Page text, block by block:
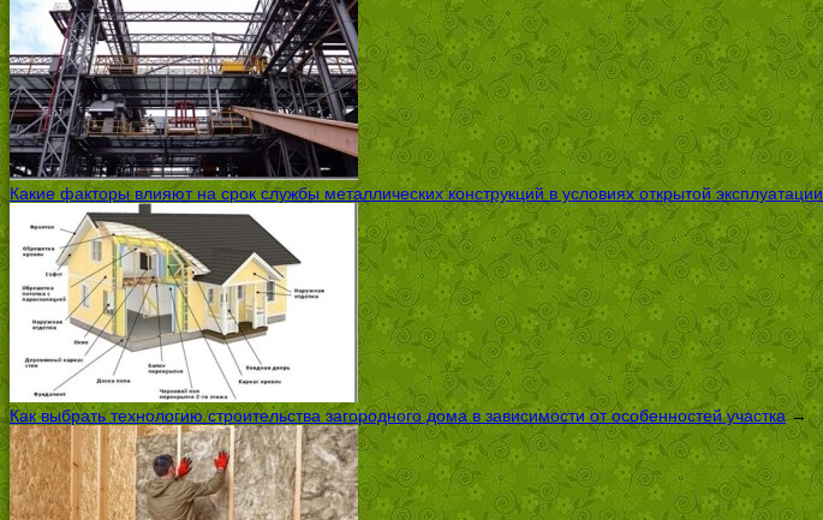
Какие факторы влияют на срок службы металлических конструкций в условиях открытой эксплуатации
Как выбрать технологию строительства загородного дома в зависимости от особенностей участка→